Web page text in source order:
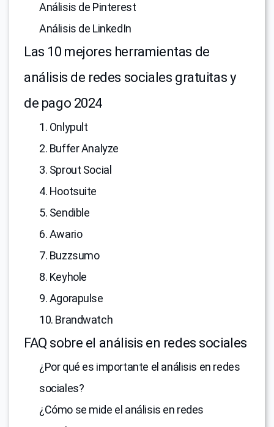
Análisis de Pinterest
Análisis de LinkedIn
Las 10 mejores herramientas de
análisis de redes sociales gratuitas y
de pago 2024
1. Onlypult
2. Buffer Analyze
3. Sprout Social
4. Hootsuite
5. Sendible
6. Awario
7. Buzzsumo
8. Keyhole
9. Agorapulse
10. Brandwatch
FAQ sobre el análisis en redes sociales
¿Por qué es importante el análisis en redes
sociales?
¿Cómo se mide el análisis en redes